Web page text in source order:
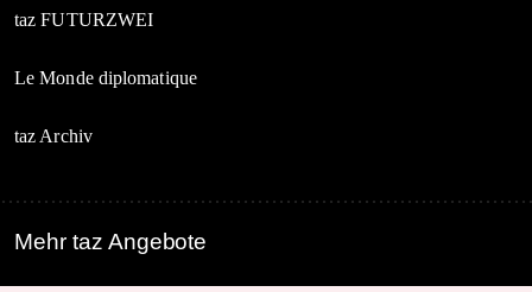
taz FUTURZWEI
Le Monde diplomatique
taz Archiv
Mehr taz Angebote